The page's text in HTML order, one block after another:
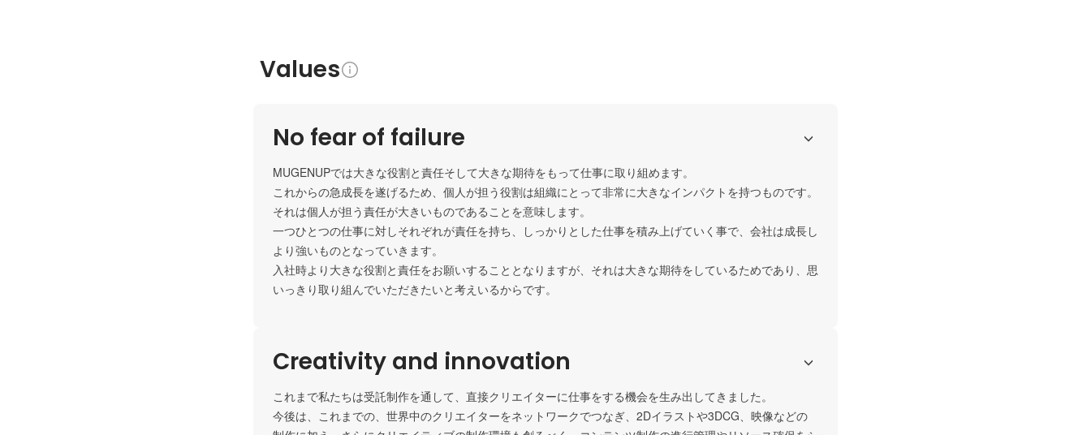
Values
No fear of failure
MUGENUPでは大きな役割と責任そして大きな期待をもって仕事に取り組めます。
これからの急成長を遂げるため、個人が担う役割は組織にとって非常に大きなインパクトを持つものです。
それは個人が担う責任が大きいものであることを意味します。
一つひとつの仕事に対しそれぞれが責任を持ち、しっかりとした仕事を積み上げていく事で、会社は成長し
より強いものとなっていきます。
入社時より大きな役割と責任をお願いすることとなりますが、それは大きな期待をしているためであり、思
いっきり取り組んでいただきたいと考えいるからです。
Creativity and innovation
これまで私たちは受託制作を通して、直接クリエイターに仕事をする機会を生み出してきました。
今後は、これまでの、世界中のクリエイターをネットワークでつなぎ、2Dイラストや3DCG、映像などの